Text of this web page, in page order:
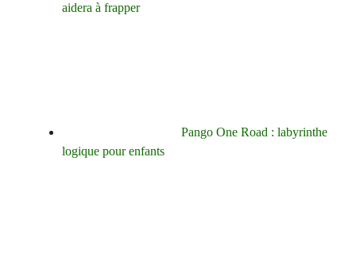
aidera à frapper
Pango One Road : labyrinthe
logique pour enfants